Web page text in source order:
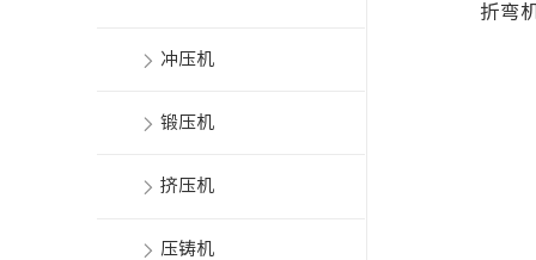
冲压机
锻压机
挤压机
压铸机
折弯